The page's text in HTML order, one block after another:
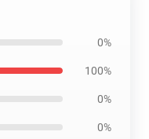
0%
100%
0%
0%